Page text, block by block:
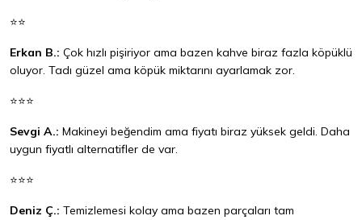
⭐⭐
Erkan B.: Çok hızlı pişiriyor ama bazen kahve biraz fazla köpüklü
oluyor. Tadı güzel ama köpük miktarını ayarlamak zor.
⭐⭐⭐
Sevgi A.: Makineyi beğendim ama fiyatı biraz yüksek geldi. Daha
uygun fiyatlı alternatifler de var.
⭐⭐⭐
Deniz Ç.: Temizlemesi kolay ama bazen parçaları tam